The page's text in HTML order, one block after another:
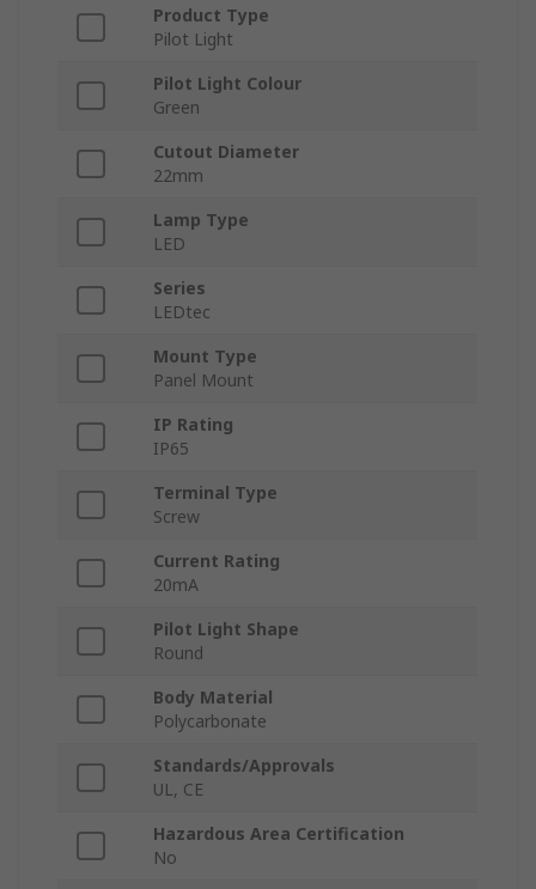
Product Type
Pilot Light
Pilot Light Colour
Green
Cutout Diameter
22mm
Lamp Type
LED
Series
LEDtec
Mount Type
Panel Mount
IP Rating
IP65
Terminal Type
Screw
Current Rating
20mA
Pilot Light Shape
Round
Body Material
Polycarbonate
Standards/Approvals
UL, CE
Hazardous Area Certification
No